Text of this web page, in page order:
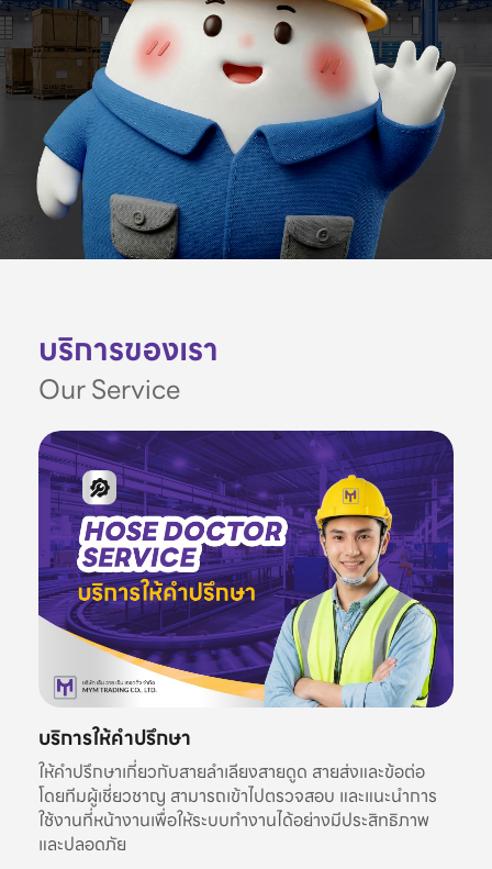
บริการของเรา
Our Service
บริการให้คำปรึกษา
ให้คำปรึกษาเกี่ยวกับสายลำเลียงสายดูด สายส่งและข้อต่อ
โดยทีมผู้เชี่ยวชาญ สามารถเข้าไปตรวจสอบ และแนะนำการ
ใช้งานที่หน้างานเพื่อให้ระบบทำงานได้อย่างมีประสิทธิภาพ
และปลอดภัย